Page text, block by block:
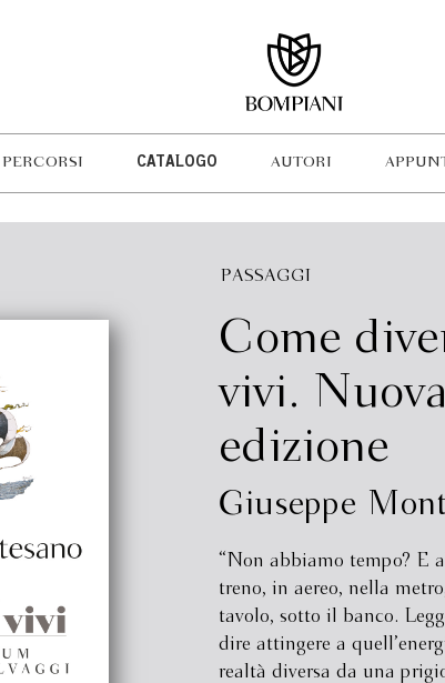
PERCORSI CATALOGO AUTORI
PASSAGGI
Come
vivi. Nuova
edizione
Giuseppe
“Non abbiamo tempo? E
treno, in aereo, nella
tavolo, sotto il banco.
dire attingere a
realtà diversa da una